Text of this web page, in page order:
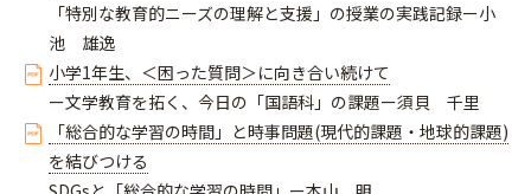
「特別な教育的ニーズの理解と支援」の授業の実践記録ー小
池 雄逸
小学1年生、＜困った質問＞に向き合い続けて
ー文学教育を拓く、今日の「国語科」の課題ー須貝 千里
「総合的な学習の時間」と時事問題(現代的課題・地球的課題)
を結びつける